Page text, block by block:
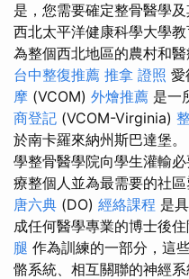
是，您需要確定整骨醫學
西北太平洋健康科學大學
為整個西北地區的農村和醫
台中整復推薦 推拿 證照 愛
摩 (VCOM) 外燴推薦 是一
商登記 (VCOM-Virginia)
於南卡羅來納州斯巴達堡。
學整骨醫學院向學生灌輸
療整個人並為最需要的社
唐六典 (DO) 經絡課程 是
成任何醫學專業的博士後住
腿 作為訓練的一部分，這
骼系統、相互關聯的神經